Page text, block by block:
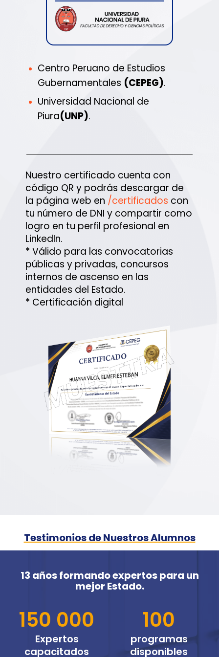
Centro Peruano de Estudios
Gubernamentales (CEPEG).
Universidad Nacional de
Piura(UNP).
Nuestro certificado cuenta con
código QR y podrás descargar de
la página web en /certificados con
tu número de DNI y compartir como
logro en tu perfil profesional en
LinkedIn.
* Válido para las convocatorias
públicas y privadas, concursos
internos de ascenso en las
entidades del Estado.
* Certificación digital
Testimonios de Nuestros Alumnos
13 años formando expertos para un
mejor Estado.
150 000
Expertos
capacitados
100
programas
disponibles